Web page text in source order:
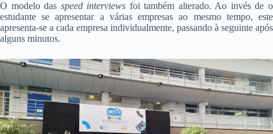
O modelo das speed interviews foi também alterado. Ao invés de o
estudante se apresentar a várias empresas ao mesmo tempo, este
apresenta-se a cada empresa individualmente, passando à seguinte após
alguns minutos.